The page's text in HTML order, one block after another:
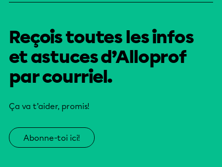
Reçois toutes les infos
et astuces d’Alloprof
par courriel.
Ça va t’aider, promis!
Abonne-toi ici!